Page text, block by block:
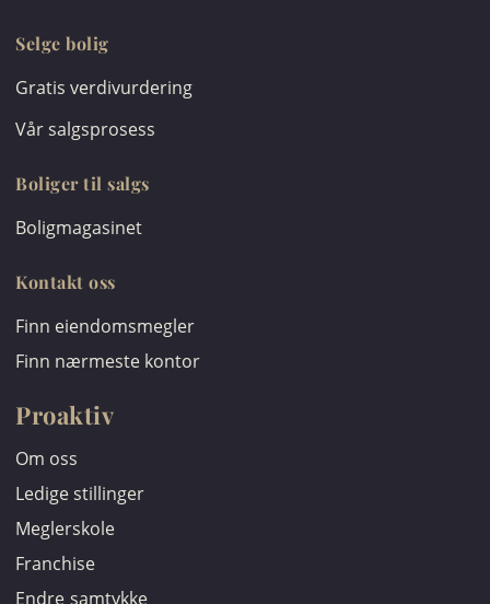
Selge bolig
Gratis verdivurdering
Vår salgsprosess
Boliger til salgs
Boligmagasinet
Kontakt oss
Finn eiendomsmegler
Finn nærmeste kontor
Proaktiv
Om oss
Ledige stillinger
Meglerskole
Franchise
Endre samtykke